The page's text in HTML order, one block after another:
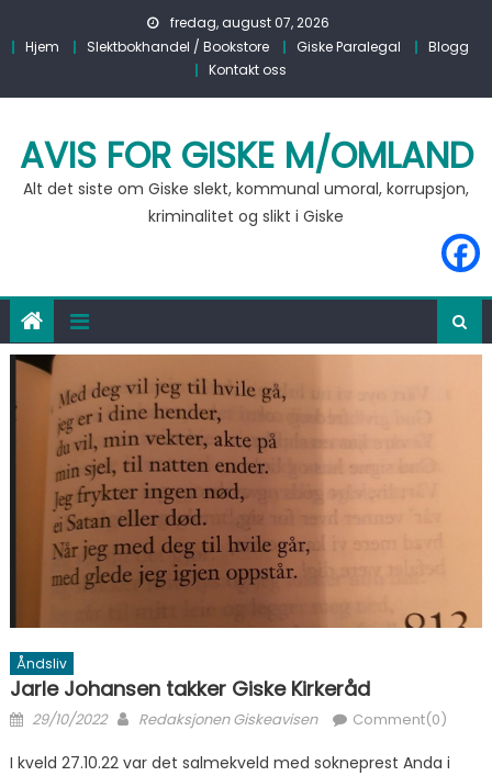
fredag, august 07, 2026
Hjem
Slektbokhandel / Bookstore Giske Paralegal
Blogg
Kontakt oss
AVIS FOR GISKE M/OMLAND
Alt det siste om Giske slekt, kommunal umoral, korrupsjon,
kriminalitet og slikt i Giske
Åndsliv
Jarle Johansen takker Giske Kirkeråd
Posted on
29/10/2022 Author
Redaksjonen Giskeavisen Comment(0)
I kveld 27.10.22 var det salmekveld med sokneprest Anda i